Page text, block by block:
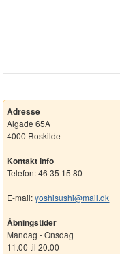
Adresse
Algade 65A
4000 Roskilde
Kontakt info
Telefon: 46 35 15 80
E-mail:yoshisushi@mail.dk
Åbningstider
Mandag - Onsdag
11.00 til 20.00